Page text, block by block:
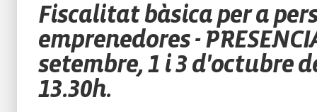
Fiscalitat bàsica per a
emprenedores -
setembre, 1 i 3 d'octubre
13.30h.